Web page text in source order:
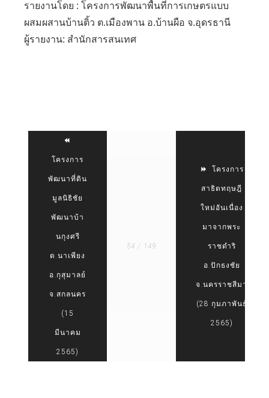
รายงานโดย : โครงการพัฒนาพื้นที่การเกษตรแบบ
ผสมผสานบ้านติ้ว ต.เมืองพาน อ.บ้านผือ จ.อุดรธานี
ผู้รายงาน: สำนักสารสนเทศ
โครงการ
พัฒนาที่ดิน
มูลนิธิชัย
พัฒนาบ้า
นกุงศรี
ต.นาเพียง
อ.กุสุมาลย์
จ.สกลนคร
(15
มีนาคม
2565)
54 / 149
โครงการ
สาธิตทฤษฎี
ใหม่อันเนื่อง
มาจากพระ
ราชดำริ
อ.ปักธงชัย
จ.นครราชสีมา
(28 กุมภาพันธ์
2565)